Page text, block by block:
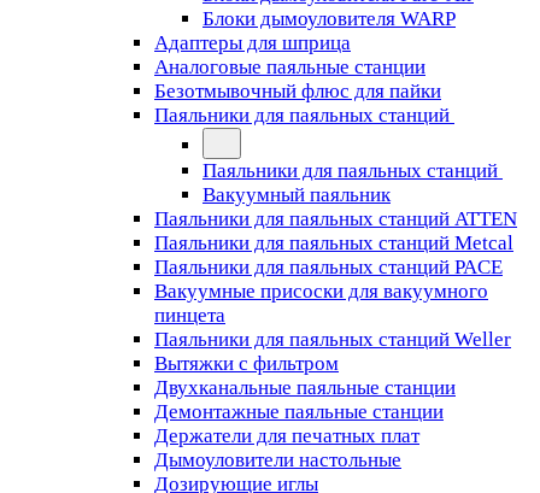
Блоки дымоуловителя WARP
Адаптеры для шприца
Аналоговые паяльные станции
Безотмывочный флюс для пайки
Паяльники для паяльных станций
Паяльники для паяльных станций
Вакуумный паяльник
Паяльники для паяльных станций ATTEN
Паяльники для паяльных станций Metcal
Паяльники для паяльных станций PACE
Вакуумные присоски для вакуумного
пинцета
Паяльники для паяльных станций Weller
Вытяжки с фильтром
Двухканальные паяльные станции
Демонтажные паяльные станции
Держатели для печатных плат
Дымоуловители настольные
Дозирующие иглы